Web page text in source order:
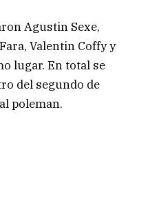
Agustin Sexe,
Valentin Coffy y
lugar. En total se
del segundo de
poleman.